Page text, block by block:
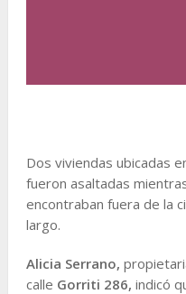
Dos viviendas ubicadas
fueron asaltadas
encontraban fuera de la
largo.
Alicia Serrano,
calle Gorriti 286, indicó